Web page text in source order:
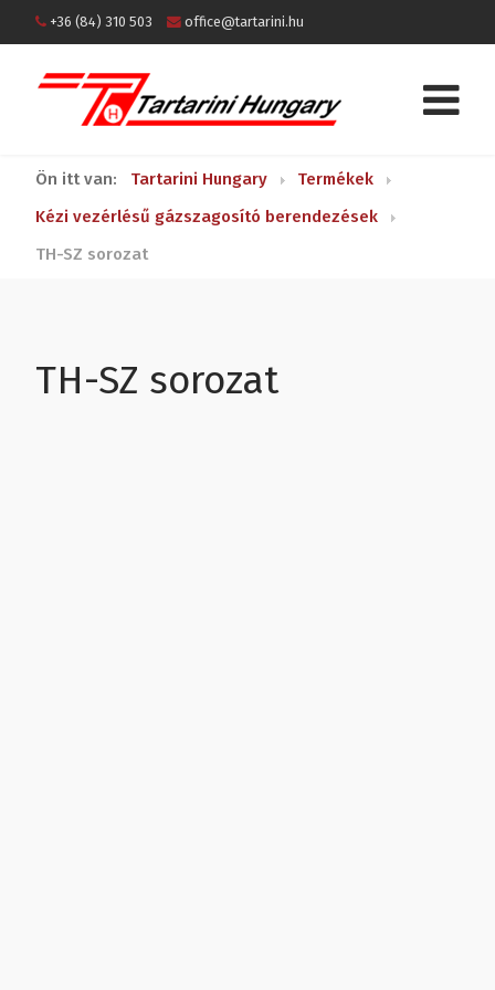
+36 (84) 310 503 office@tartarini.hu
Ön itt van: Tartarini Hungary
Termékek
Kézi vezérlésű gázszagosító berendezések
TH-SZ sorozat
TH-SZ sorozat